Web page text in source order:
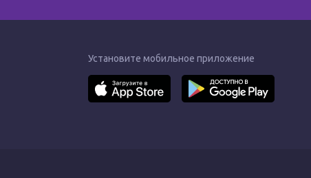
Установите мобильное приложение